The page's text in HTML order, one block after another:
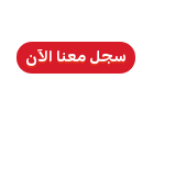
سجل معنا الآن